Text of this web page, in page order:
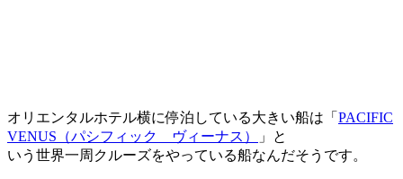
オリエンタルホテル横に停泊している大きい船は「 PACIFIC
VENUS（パシフィック ヴィーナス）
」と
いう世界一周クルーズをやっている船なんだそうです。